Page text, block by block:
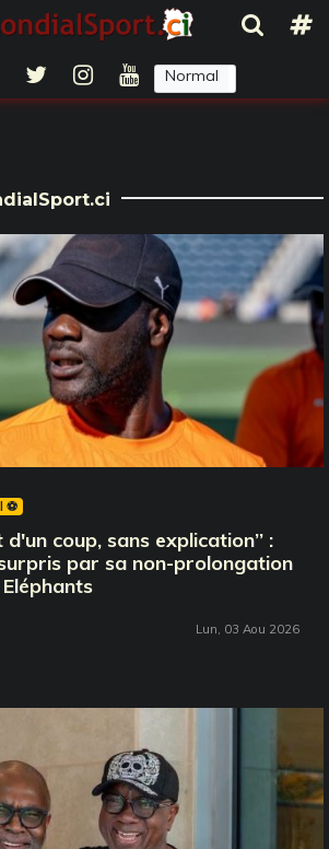
Normal
⚽️
d'un coup, sans explication’’ :
par sa non-prolongation
Lun, 03 Aou 2026